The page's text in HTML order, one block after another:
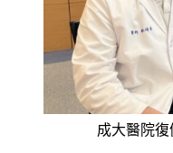
成大醫院復